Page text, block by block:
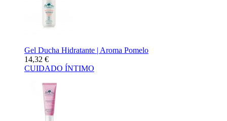
Gel Ducha Hidratante | Aroma Pomelo
14,32 €
CUIDADO ÍNTIMO